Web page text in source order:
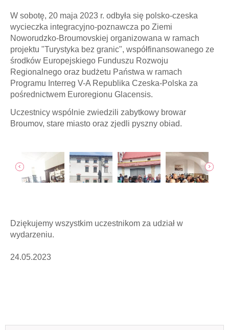
W sobotę, 20 maja 2023 r. odbyła się polsko-czeska
wycieczka integracyjno-poznawcza po Ziemi
Noworudzko-Broumovskiej organizowana w ramach
projektu "Turystyka bez granic", współfinansowanego ze
środków Europejskiego Funduszu Rozwoju
Regionalnego oraz budżetu Państwa w ramach
Programu Interreg V-A Republika Czeska-Polska za
pośrednictwem Euroregionu Glacensis.
Uczestnicy wspólnie zwiedzili zabytkowy browar
Broumov, stare miasto oraz zjedli pyszny obiad.
Dziękujemy wszystkim uczestnikom za udział w
wydarzeniu.
24.05.2023